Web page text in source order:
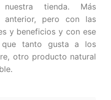
tienda. Más
anterior, pero con las
y beneficios y con ese
que tanto gusta a los
otro producto natural